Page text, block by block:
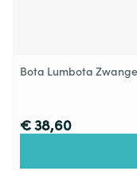
Bota Lumbota
€ 38,60